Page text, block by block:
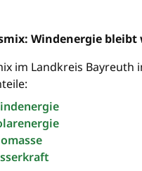
Windenergie
im Landkreis Bayreuth